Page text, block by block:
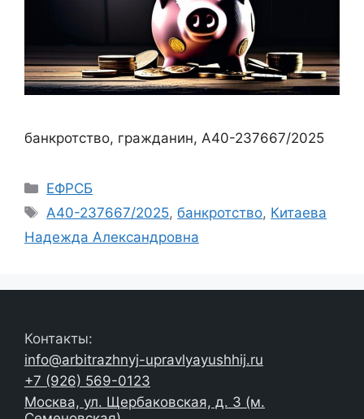
банкротство, гражданин, А40-237667/2025
Рубрики
ЕФРСБ
Метки
А40-237667/2025,банкротство, Китаева
Надежда Александровна
Контакты:
info@arbitrazhnyj-upravlyayushhij.ru
+7 (926) 569-0123
Москва, ул. Щербаковская, д. 3 (м.